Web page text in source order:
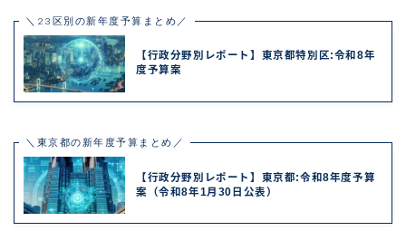
＼23区別の新年度予算まとめ／
【行政分野別レポート】東京都特別区:令和8年
度予算案
＼東京都の新年度予算まとめ／
【行政分野別レポート】東京都:令和8年度予算
案（令和8年1月30日公表）